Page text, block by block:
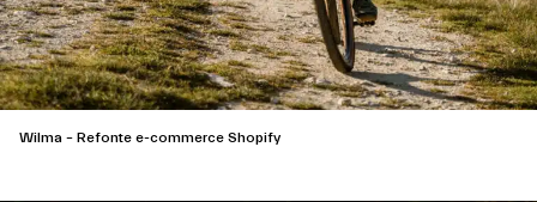
Wilma – Refonte e-commerce Shopify